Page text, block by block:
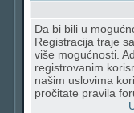
Da bi bili u
Registracija traje
više mogućnosti.
registrovanim
našim uslovima
pročitate pravila